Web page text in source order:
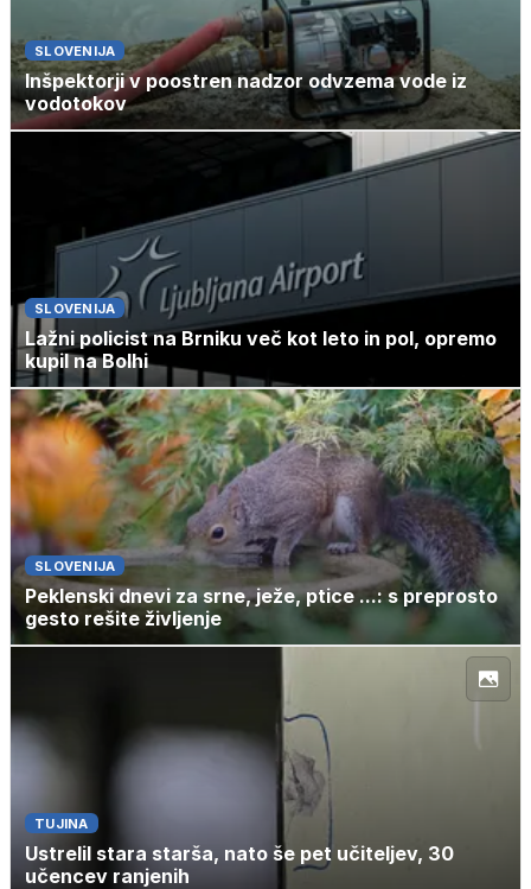
SLOVENIJA
Inšpektorji v poostren nadzor odvzema vode iz
vodotokov
SLOVENIJA
Lažni policist na Brniku več kot leto in pol, opremo
kupil na Bolhi
SLOVENIJA
Peklenski dnevi za srne, ježe, ptice ...: s preprosto
gesto rešite življenje
TUJINA
Ustrelil stara starša, nato še pet učiteljev, 30
učencev ranjenih